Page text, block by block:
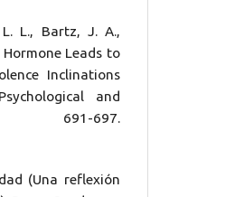
L., Bartz, J. A.,
Leads to
Inclinations
and
691-697.
(Una reflexión